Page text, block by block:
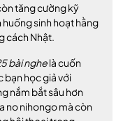
tăng cường kỹ
sinh hoạt hằng
cách Nhật.
bài nghelà cuốn
bạn học giả với
nắm bắt sâu hơn
no nihongo mà còn